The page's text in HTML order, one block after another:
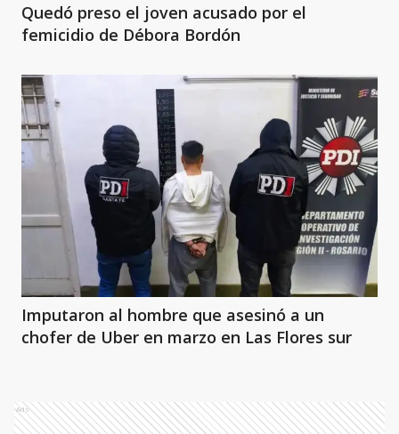
Quedó preso el joven acusado por el
femicidio de Débora Bordón
Imputaron al hombre que asesinó a un
chofer de Uber en marzo en Las Flores sur
Ads